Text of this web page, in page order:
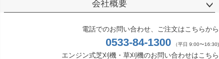
会社概要
電話でのお問い合わせ、ご注文はこちらから
0533-84-1300 （平日 9:00〜16:30)
エンジン式芝刈機・草刈機のお問い合わせはこちら